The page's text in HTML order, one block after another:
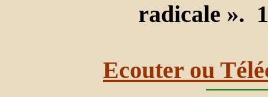
radicale ».
Ecouter ou